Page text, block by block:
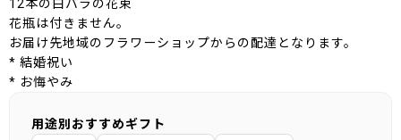
12本の白バラの花束
花瓶は付きません。
お届け先地域のフラワーショップからの配達となります。
* 結婚祝い
* お悔やみ
用途別おすすめギフト